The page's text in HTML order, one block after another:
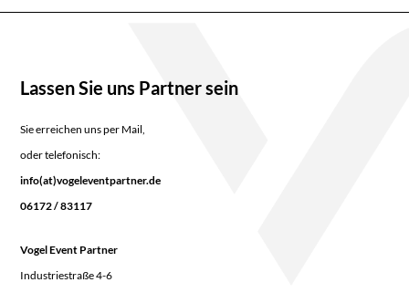
Lassen Sie uns Partner sein
Sie erreichen uns per Mail,
oder telefonisch:
info(at)vogeleventpartner.de
06172 / 83117
Vogel Event Partner
Industriestraße 4-6